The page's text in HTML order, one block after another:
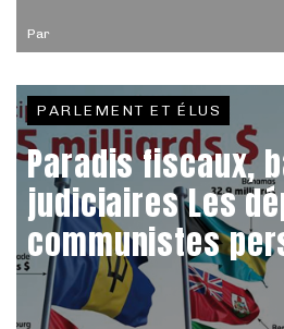
Par
PARLEMENT ET ÉLUS
Paradis fiscaux,
judiciaires Les
communistes